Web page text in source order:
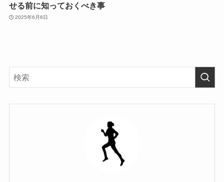
せる前に知っておくべき事
2025年6月6日